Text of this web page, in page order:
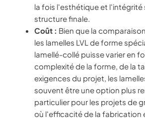
la fois l'esthétique et l'intégrité
structure finale.
Coût : Bien que la
les lamelles LVL de forme
lamellé-collé puisse varier en
complexité de la forme, de la
exigences du projet, les
souvent être une option plus
particulier pour les projets de
où l'efficacité de la fabrication